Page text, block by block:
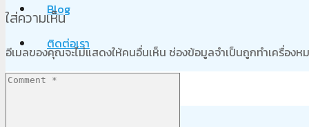
Blog
ติดต่อเรา
ใส่ความเห็น
อีเมลของคุณจะไม่แสดงให้คนอื่นเห็น ช่องข้อมูลจำเป็นถูกทำเครื่องห